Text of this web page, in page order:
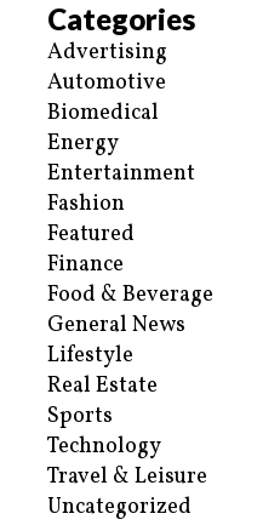
Categories
Advertising
Automotive
Biomedical
Energy
Entertainment
Fashion
Featured
Finance
Food & Beverage
General News
Lifestyle
Real Estate
Sports
Technology
Travel & Leisure
Uncategorized